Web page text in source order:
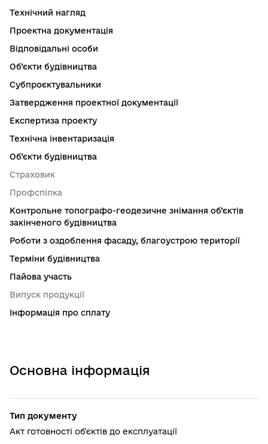
Основна інформація
Тип документу
Акт готовності об'єктів до експлуатації
Технічний нагляд
Проектна документація
Відповідальні особи
Об’єкти будівництва
Субпроєктувальники
Затвердження проектної документації
Експертиза проекту
Технічна інвентаризація
Об’єкти будівництва
Страховик
Профспілка
Контрольне топографо-геодезичне знімання об’єктів
закінченого будівництва
Роботи з оздоблення фасаду, благоустрою території
Терміни будівництва
Пайова участь
Випуск продукції
Інформація про сплату